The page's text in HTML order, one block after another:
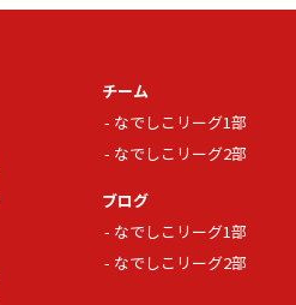
チーム
なでしこリーグ1部
なでしこリーグ2部
ブログ
なでしこリーグ1部
なでしこリーグ2部